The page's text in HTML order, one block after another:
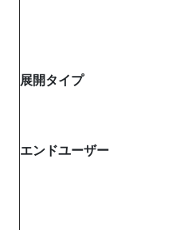
展開タイプ
エンドユーザー